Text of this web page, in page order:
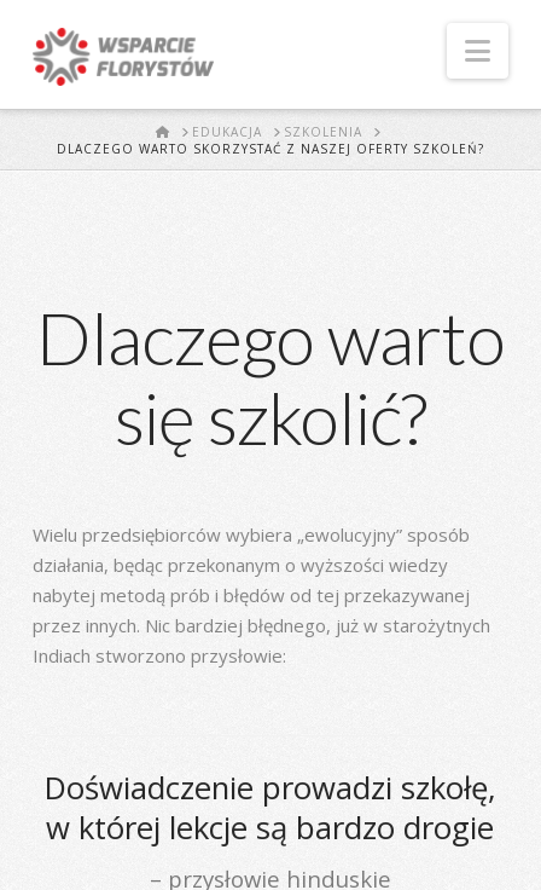
STARTEDUKACJA
SZKOLENIA
DLACZEGO WARTO SKORZYSTAĆ Z NASZEJ OFERTY SZKOLEŃ?
Dlaczego warto
się szkolić?
Wielu przedsiębiorców wybiera „ewolucyjny” sposób
działania, będąc przekonanym o wyższości wiedzy
nabytej metodą prób i błędów od tej przekazywanej
przez innych. Nic bardziej błędnego, już w starożytnych
Indiach stworzono przysłowie:
Doświadczenie prowadzi szkołę,
w której lekcje są bardzo drogie
przysłowie hinduskie